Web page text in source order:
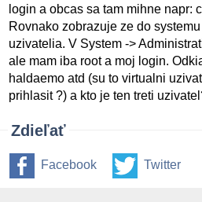
login a obcas sa tam mihne napr:
Rovnako zobrazuje ze do
uzivatelia. V System ->
ale mam iba root a moj login.
haldaemo atd (su to virtualni
prihlasit ?) a kto je ten treti
Zdieľať
Facebook Twitter